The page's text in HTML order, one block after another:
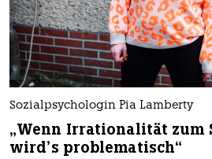
Sozialpsychologin Pia Lamberty
„Wenn Irrationalität zum
wird’s problematisch“